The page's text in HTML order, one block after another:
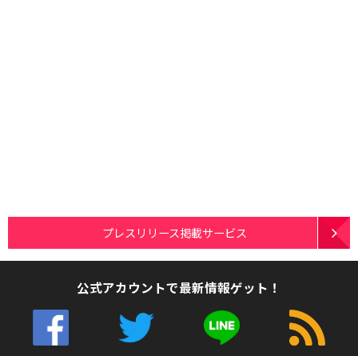
プレスリリース掲載サービス
公式アカウントで最新情報ゲット！